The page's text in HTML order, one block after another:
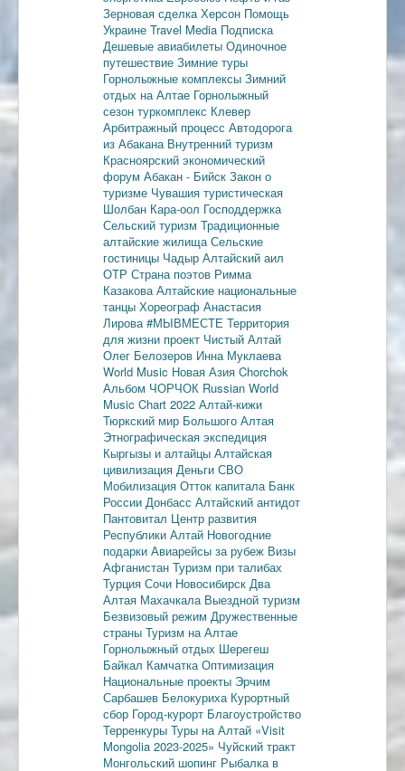
Зерновая сделка Херсон Помощь
Украине Travel Media Подписка
Дешевые авиабилеты Одиночное
путешествие Зимние туры
Горнолыжные комплексы Зимний
отдых на Алтае Горнолыжный
сезон туркомплекс Клевер
Арбитражный процесс Автодорога
из Абакана Внутренний туризм
Красноярский экономический
форум Абакан - Бийск Закон о
туризме Чувашия туристическая
Шолбан Кара-оол Господдержка
Сельский туризм Традиционные
алтайские жилища Сельские
гостиницы Чадыр Алтайский аил
ОТР Страна поэтов Римма
Казакова Алтайские национальные
танцы Хореограф Анастасия
Лирова #МЫВМЕСТЕ Территория
для жизни проект Чистый Алтай
Олег Белозеров Инна Муклаева
World Music Новая Азия Chorchok
Альбом ЧОРЧОК Russian World
Music Chart 2022 Алтай-кижи
Тюркский мир Большого Алтая
Этнографическая экспедиция
Кыргызы и алтайцы Алтайская
цивилизация Деньги СВО
Мобилизация Отток капитала Банк
России Донбасс Алтайский антидот
Пантовитал Центр развития
Республики Алтай Новогодние
подарки Авиарейсы за рубеж Визы
Афганистан Туризм при талибах
Турция Сочи Новосибирск Два
Алтая Махачкала Выездной туризм
Безвизовый режим Дружественные
страны Туризм на Алтае
Горнолыжный отдых Шерегеш
Байкал Камчатка Оптимизация
Национальные проекты Эрчим
Сарбашев Белокуриха Курортный
сбор Город-курорт Благоустройство
Терренкуры Туры на Алтай «Visit
Mongolia 2023-2025» Чуйский тракт
Монгольский шопинг Рыбалка в